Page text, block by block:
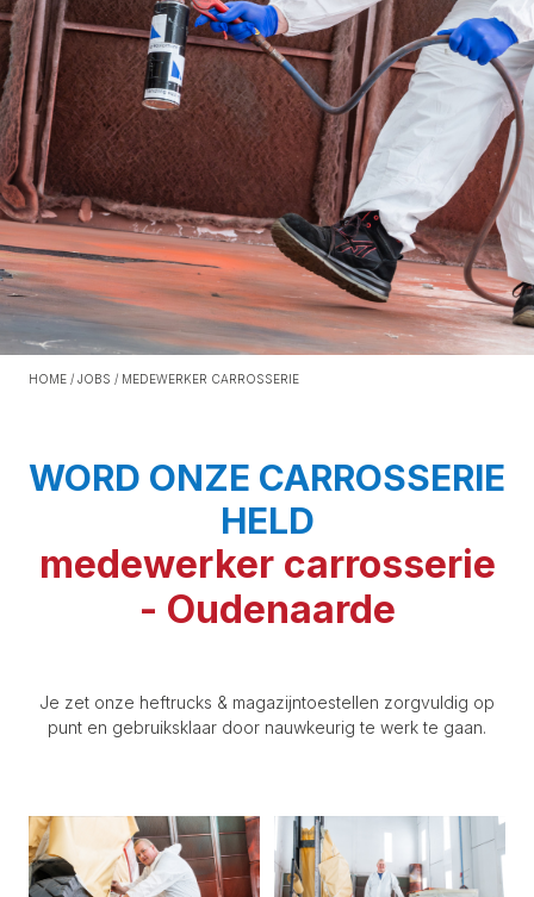
HOME / JOBS / MEDEWERKER CARROSSERIE
WORD ONZE CARROSSERIE
HELD
medewerker carrosserie
- Oudenaarde
Je zet onze heftrucks & magazijntoestellen zorgvuldig op
punt en gebruiksklaar door nauwkeurig te werk te gaan.